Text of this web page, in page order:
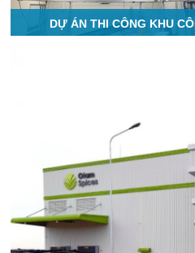
DỰ ÁN THI CÔNG KHU